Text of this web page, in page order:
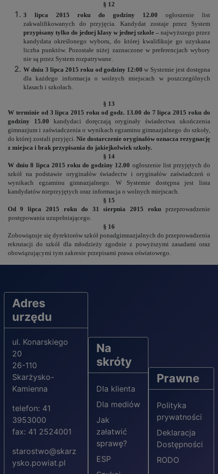
§ 12
3 lipca 2015 roku do godziny 12.00 ogłoszenie list
zakwalifikowanych do przyjęcia. Kandydat zostaje przez System
przypisany tylko do jednej klasy w jednej szkole – najwyższego przez
kandydata określonego wyboru, do której kwalifikuje go uzyskana
liczba punktów. Pozostałe niżej zaznaczone w preferencjach wybory
nie są przez System rozpatrywane.
W dniu 3 lipca 2015 roku od godziny 12:00 w Systemie jest dostępna
dla każdego informacja o wolnych miejscach w poszczególnych
klasach i szkołach.
§ 13
W terminie od 3 lipca 2015 roku od godz. 13.00 do 7 lipca 2015 roku do
godziny 15.00 kandydaci doręczają oryginały świadectwa ukończenia
gimnazjum i zaświadczenia o wynikach egzaminu gimnazjalnego do szkoły,
do której zostali przyjęci. Nie dostarczenie oryginałów oznacza rezygnację
z miejsca i brak przypisania do jakiejkolwiek szkoły.
§ 14
W dniu 8 lipca 2015 roku do godziny 12.00 ogłoszenie list przyjętych do
szkół na podstawie oryginałów świadectw i oryginałów zaświadczeń o
wynikach egzaminu gimnazjalnego. W Systemie dostępna jest lista
kandydatów nieprzyjętych oraz informacja o wolnych miejscach.
§ 15
Od 9 lipca 2015 roku do 31 sierpnia 2015 roku przeprowadzenie
postępowania uzupełniającego.
§ 16
Zobowiązuje się dyrektorów szkół ponadgimnazjalnych do przeprowadzenia
rekrutacji do szkół dla młodzieży zgodnie z powyższymi zasadami oraz
obowiązującymi tym zakresie przepisami prawa oświatowego.
Adres
urzędu
ul. Konarskiego
20
26-110
Skarżysko-
Kamienna
telefon: 41
3953000
fax: 41 2524001
starostwo@skarz
ysko.powiat.pl
Na
skróty
Dla klienta
Dla mediów
Jak
załatwić
sprawę?
ESP
Prawne
Polityka
prywatności
Deklaracja
Dostępności
RODO